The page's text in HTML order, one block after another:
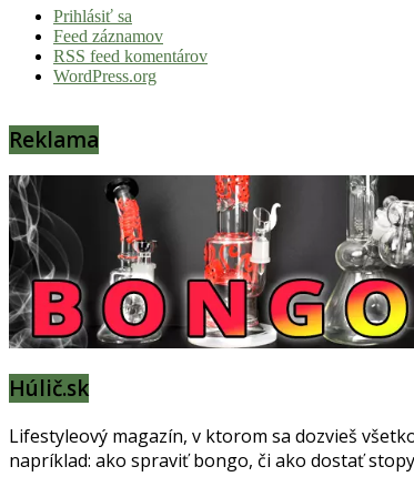
Prihlásiť sa
Feed záznamov
RSS feed komentárov
WordPress.org
Reklama
Húlič.sk
Lifestyleový magazín, v ktorom sa dozvieš
napríklad: ako spraviť bongo, či ako dostať